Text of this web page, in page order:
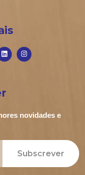
novidades e
Subscrever